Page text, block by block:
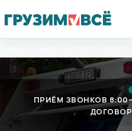
к
содержимому
ПРИЁМ ЗВОНКОВ